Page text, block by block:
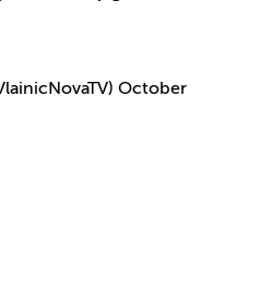
October